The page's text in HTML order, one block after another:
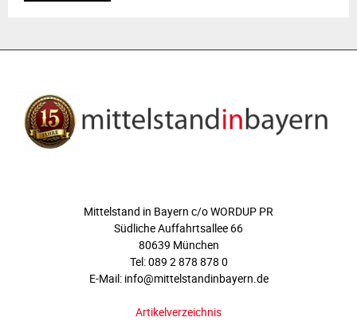
Mittelstand in Bayern c/o WORDUP PR
Südliche Auffahrtsallee 66
80639 München
Tel: 089 2 878 878 0
E-Mail: info@mittelstandinbayern.de
Artikelverzeichnis